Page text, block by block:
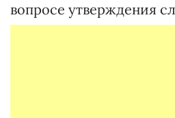
вопросе утверждения